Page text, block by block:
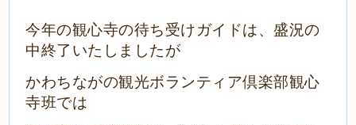
今年の観心寺の待ち受けガイドは、盛況の
中終了いたしましたが
かわちながの観光ボランティア倶楽部観心
寺班では